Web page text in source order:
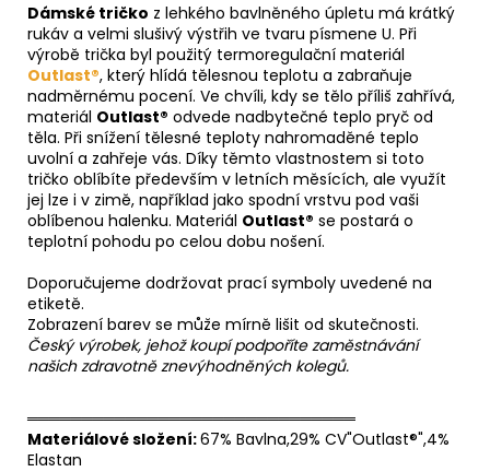
Dámské tričko z lehkého bavlněného úpletu má krátký
rukáv a velmi slušivý výstřih ve tvaru písmene U. Při
výrobě trička byl použitý termoregulační materiál
Outlast®, který hlídá tělesnou teplotu a zabraňuje
nadměrnému pocení. Ve chvíli, kdy se tělo příliš zahřívá,
materiál Outlast® odvede nadbytečné teplo pryč od
těla. Při snížení tělesné teploty nahromaděné teplo
uvolní a zahřeje vás. Díky těmto vlastnostem si toto
tričko oblíbíte především v letních měsících, ale využít
jej lze i v zimě, například jako spodní vrstvu pod vaši
oblíbenou halenku. Materiál Outlast® se postará o
teplotní pohodu po celou dobu nošení.
Doporučujeme dodržovat prací symboly uvedené na
etiketě.
Zobrazení barev se může mírně lišit od skutečnosti.
Český výrobek, jehož koupí podpoříte zaměstnávání
našich zdravotně znevýhodněných kolegů.
══════════════════════════════
Materiálové složení:67% Bavlna,29% CV"Outlast®",4%
Elastan